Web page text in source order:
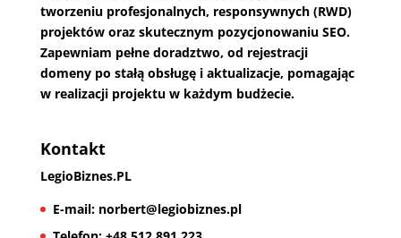
tworzeniu profesjonalnych, responsywnych (RWD)
projektów oraz skutecznym pozycjonowaniu SEO.
Zapewniam pełne doradztwo, od rejestracji
domeny po stałą obsługę i aktualizacje, pomagając
w realizacji projektu w każdym budżecie.
Kontakt
LegioBiznes.PL
E-mail:norbert@legiobiznes.pl